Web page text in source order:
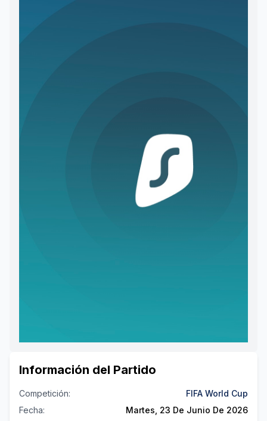
Información del Partido
Competición:
FIFA World Cup
Fecha:
Martes, 23 De Junio De 2026